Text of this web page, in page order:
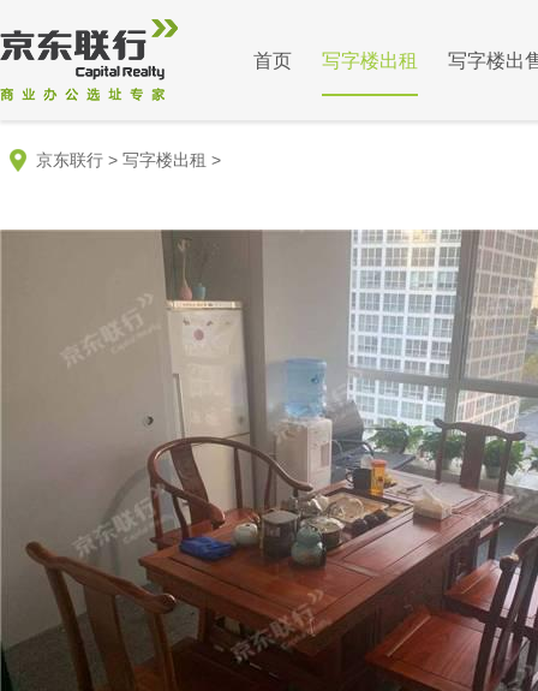
首页 写字楼出租 写字楼出
京东联行 > 写字楼出租 >